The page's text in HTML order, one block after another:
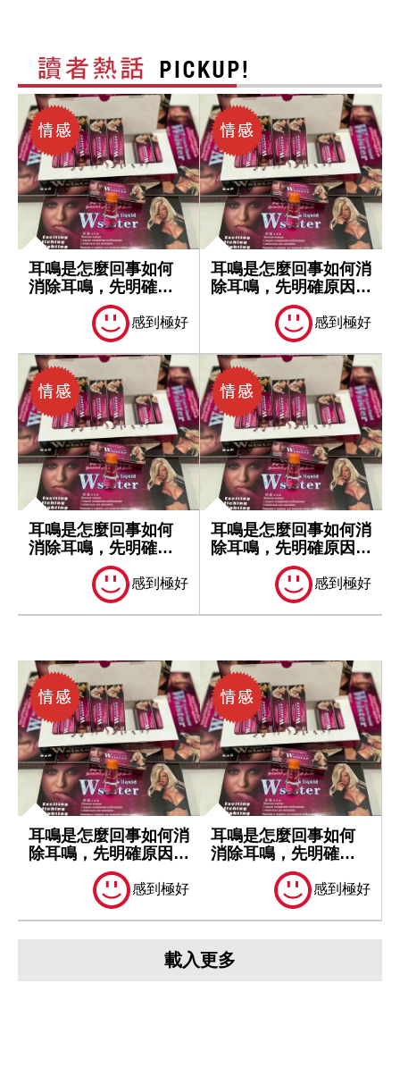
耳鳴是怎麼回事如何
消除耳鳴，先明確原
感到極好
耳鳴是怎麼回事如何消
除耳鳴，先明確原因再
感到極好
耳鳴是怎麼回事如何
消除耳鳴，先明確原
感到極好
耳鳴是怎麼回事如何消
除耳鳴，先明確原因再
感到極好
耳鳴是怎麼回事如何消
除耳鳴，先明確原因再
感到極好
耳鳴是怎麼回事如何
消除耳鳴，先明確原
感到極好
載入更多